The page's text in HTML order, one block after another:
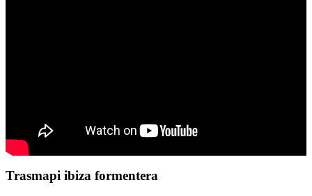
Trasmapi ibiza formentera